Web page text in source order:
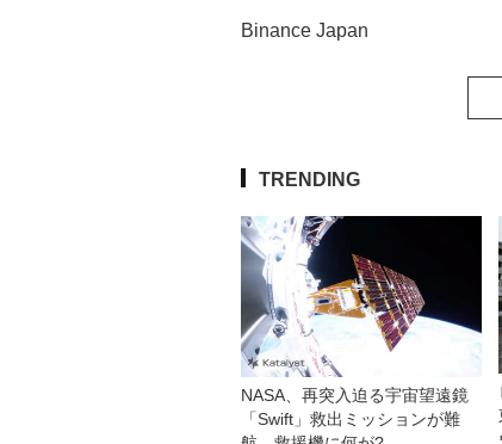
Binance Japan
TRENDING
NASA、再突入迫る宇宙望遠鏡
「Swift」救出ミッションが難